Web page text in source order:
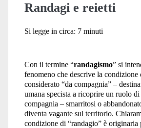
Randagi e reietti
Si legge in circa: 7 minuti
Con il termine “randagismo” si
fenomeno che descrive la
considerato “da compagnia” –
umana specista a ricoprire un ruolo
compagnia – smarritosi o
diventa vagante sul territorio.
condizione di “randagio” è originaria